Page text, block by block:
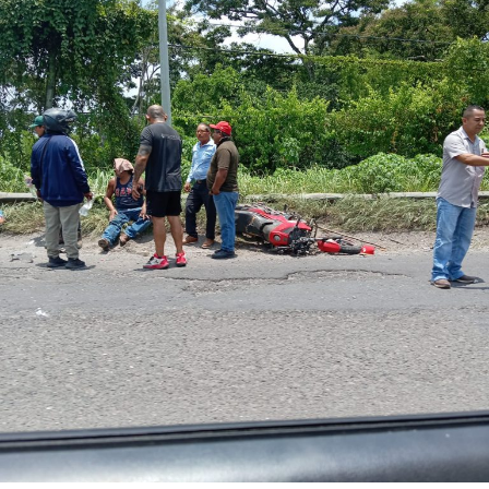
provocado por una falla mecánica, un cortocircuito o
algún otro factor, por lo que serán las investigaciones
correspondientes las que determinen el origen del
siniestro.